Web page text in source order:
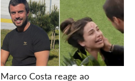
Marco Costa reage ao